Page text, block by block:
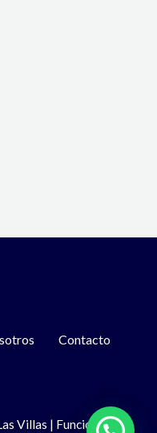
Contacto
Villas | Funciona con